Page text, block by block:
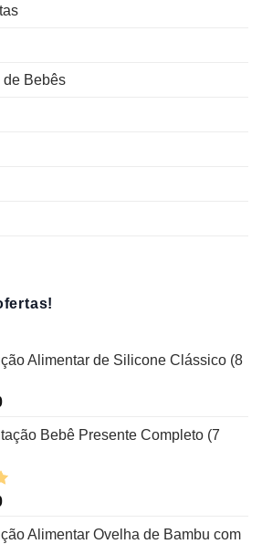
de Bebês
Alimentar de Silicone Clássico (8
Bebê Presente Completo (7
Alimentar Ovelha de Bambu com